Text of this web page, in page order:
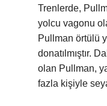
Trenlerde,
yolcu vagonu
Pullman örtülü
donatılmıştır.
olan Pullman,
fazla kişiyle